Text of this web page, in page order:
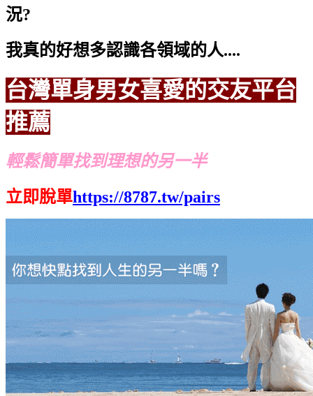
況?
我真的好想多認識各領域的人....
台灣單身男女喜愛的交友平台
推薦
輕鬆簡單找到理想的另一半
立即脫單https://8787.tw/pairs